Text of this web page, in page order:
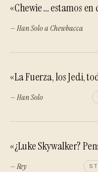
«Chewie ... estamos en
— Han Solo a Chewbacca
«La Fuerza, los Jedi,
— Han Solo
«¿Luke Skywalker?
— Rey